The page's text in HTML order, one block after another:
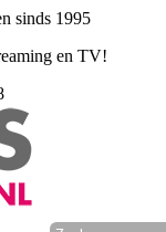
sinds 1995
en TV!